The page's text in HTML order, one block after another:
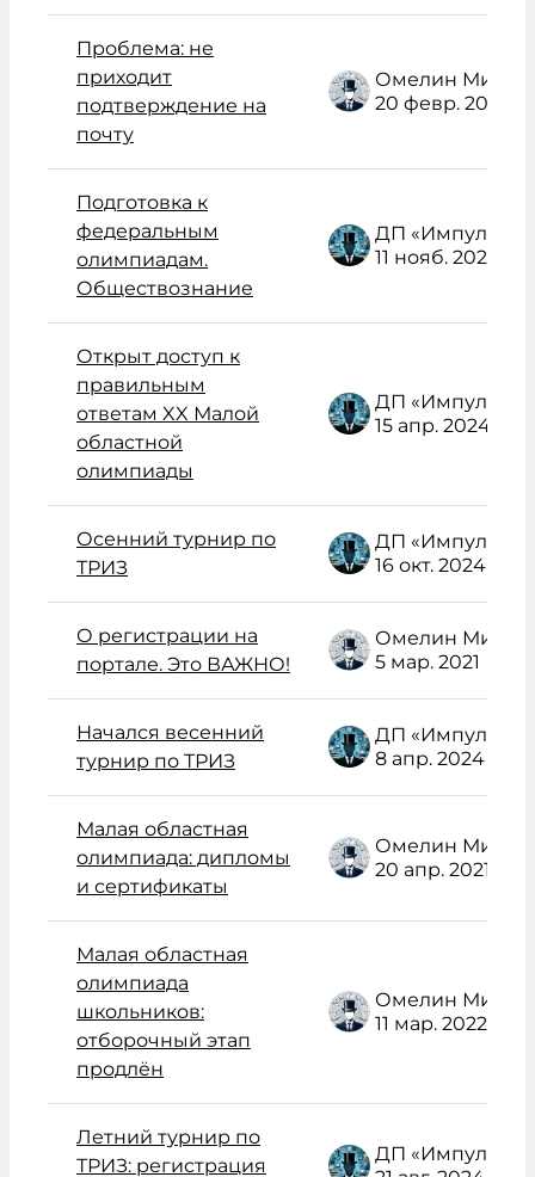
Проблема: не
приходит
подтверждение на
почту
20 февр. 2021
Подготовка к
федеральным
олимпиадам.
Обществознание
11 нояб. 2022
Открыт доступ к
правильным
ответам XX Малой
областной
олимпиады
15 апр. 2024
Осенний турнир по
ТРИЗ
16 окт. 2024
О регистрации на
портале. Это ВАЖНО!
5 мар. 2021
Начался весенний
турнир по ТРИЗ
8 апр. 2024
Малая областная
олимпиада: дипломы
и сертификаты
20 апр. 2021
Малая областная
олимпиада
школьников:
отборочный этап
продлён
11 мар. 2022
Летний турнир по
ТРИЗ: регистрация